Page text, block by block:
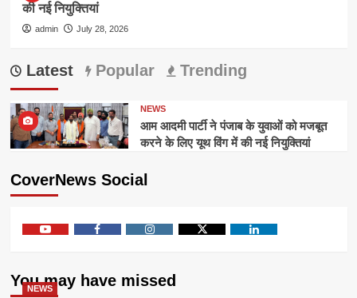
की नई नियुक्तियां
admin July 28, 2026
Latest Popular Trending
NEWS
आम आदमी पार्टी ने पंजाब के युवाओं को मजबूत
करने के लिए यूथ विंग में की नई नियुक्तियां
CoverNews Social
You may have missed
NEWS